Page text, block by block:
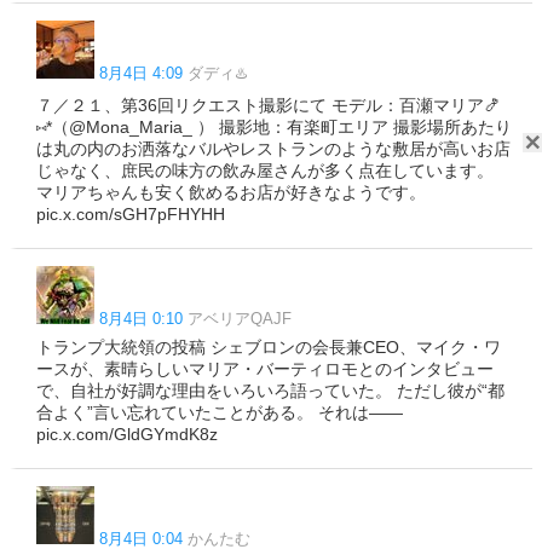
8月4日 4:09 ダディ♨️
７／２１、第36回リクエスト撮影にて モデル：百瀬マリア🍤
⑅*（@Mona_Maria_ ） 撮影地：有楽町エリア 撮影場所あたり
は丸の内のお洒落なバルやレストランのような敷居が高いお店
じゃなく、庶民の味方の飲み屋さんが多く点在しています。
マリアちゃんも安く飲めるお店が好きなようです。
pic.x.com/sGH7pFHYHH
8月4日 0:10 アベリアQAJF
トランプ大統領の投稿 シェブロンの会長兼CEO、マイク・ワ
ースが、素晴らしいマリア・バーティロモとのインタビュー
で、自社が好調な理由をいろいろ語っていた。 ただし彼が“都
合よく”言い忘れていたことがある。 それは――
pic.x.com/GldGYmdK8z
8月4日 0:04 かんたむ